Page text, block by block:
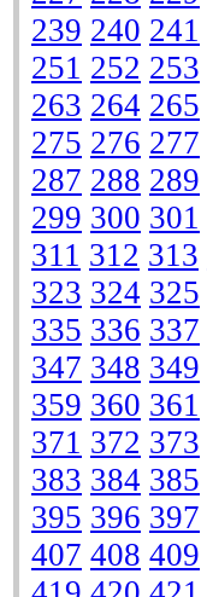
239 240 241
251 252 253
263 264 265
275 276 277
287 288 289
299 300 301
311 312 313
323 324 325
335 336 337
347 348 349
359 360 361
371 372 373
383 384 385
395 396 397
407 408 409